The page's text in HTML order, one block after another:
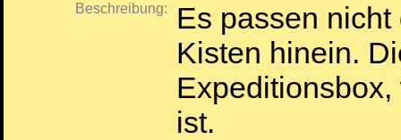
Beschreibung:
Es passen
Kisten hinein.
ist.